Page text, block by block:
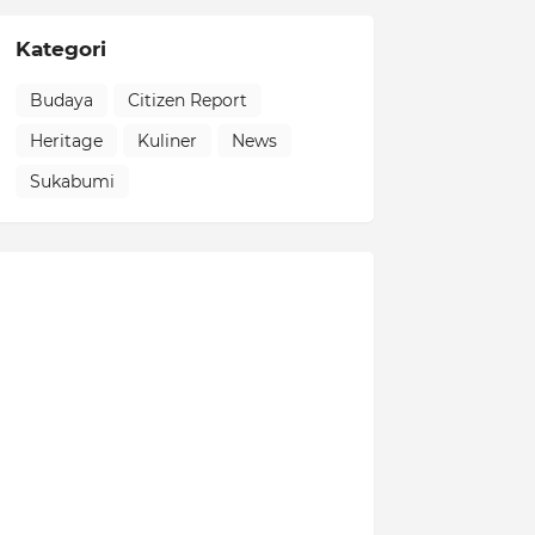
Kategori
Budaya
Citizen Report
Heritage
Kuliner
News
Sukabumi